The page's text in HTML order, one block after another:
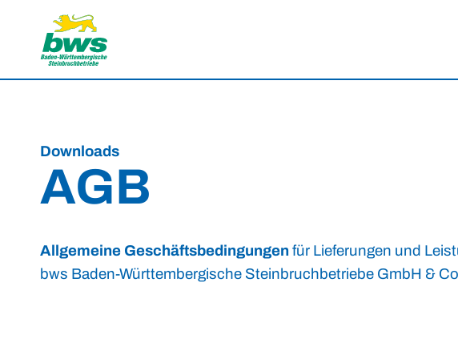
Downloads
AGB
Allgemeine Geschäftsbedingungen für Lieferungen und
bws Baden-Württembergische Steinbruchbetriebe GmbH &